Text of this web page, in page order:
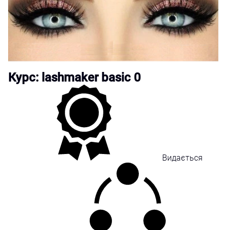
Курс: lashmaker basic 0
Видається